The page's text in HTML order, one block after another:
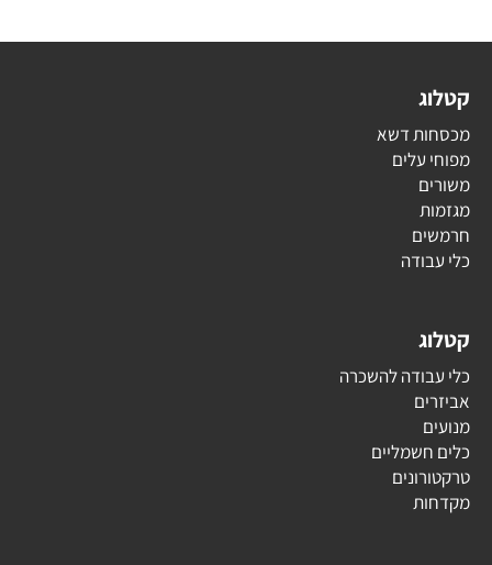
קטלוג
מכסחות דשא
מפוחי עלים
משורים
מגזמות
חרמשים
כלי עבודה
קטלוג
כלי עבודה להשכרה
אביזרים
מנועים
כלים חשמליים
טרקטורונים
מקדחות